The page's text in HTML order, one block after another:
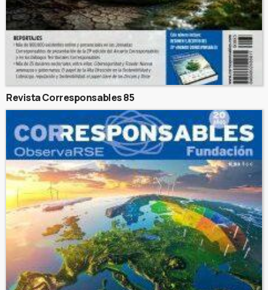
Revista Corresponsables 85